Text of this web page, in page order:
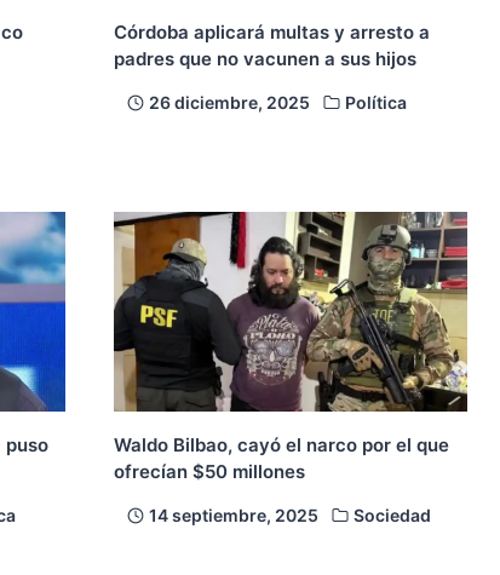
Córdoba aplicará multas y arresto a
padres que no vacunen a sus hijos
26 diciembre, 2025 Política
puso
Waldo Bilbao, cayó el narco por el que
ofrecían $50 millones
14 septiembre, 2025 Sociedad